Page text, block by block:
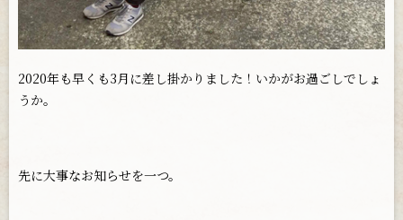
2020年も早くも3月に差し掛かりました！いかがお過ごしでしょ
うか。
先に大事なお知らせを一つ。